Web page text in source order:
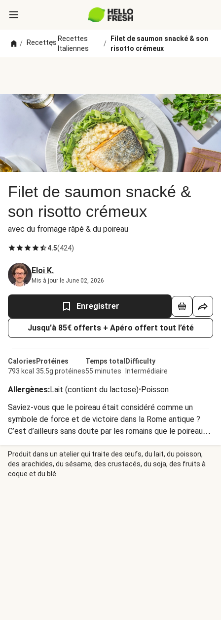
/ Recettes
/
Recettes
Italiennes
/
Filet de saumon snacké & son
risotto crémeux
Filet de saumon snacké &
son risotto crémeux
avec du fromage râpé & du poireau
4.5(424)
Eloi K.
Mis à jour le June 02, 2026
Enregistrer
Jusqu'à 85€ offerts + Apéro offert tout l’été
Calories
793 kcal
Protéines
35.5g protéines
Temps total
55 minutes
Difficulty
Intermédiaire
Allergènes:Lait (contient du lactose)•Poisson
Saviez-vous que le poireau était considéré comme un
symbole de force et de victoire dans la Rome antique ?
C’est d’ailleurs sans doute par les romains que le poireau
fut introduit en France. Aujourd’hui, nous le mettons à
l’honneur dans ce risotto onctueux. Un généreux pavé de
saumon vient parfaire le tout !
Produit dans un atelier qui traite des œufs, du lait, du poisson,
des arachides, du sésame, des crustacés, du soja, des fruits à
coque et du blé.